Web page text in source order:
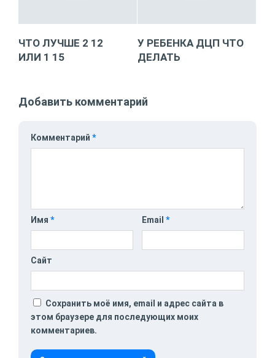
ЧТО ЛУЧШЕ 2 12
ИЛИ 1 15
У РЕБЕНКА ДЦП ЧТО
ДЕЛАТЬ
Добавить комментарий
Комментарий *
Имя * Email *
Сайт
Сохранить моё имя, email и адрес сайта в
этом браузере для последующих моих
комментариев.